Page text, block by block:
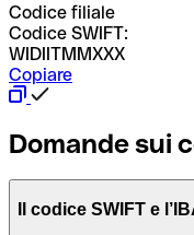
Codice filiale
Codice SWIFT:
WIDIITMMXXX
Copiare
Domande sui
Il codice SWIFT e